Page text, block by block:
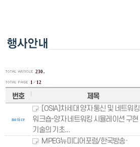
230.
1 12
번호 제목
notice
[OSIA]차세대 양자 통신 및 네트워킹
워크숍-양자 네트워킹 시뮬레이션 구현
기술의 기초...
MPEG뉴미디어포럼/한국방송·